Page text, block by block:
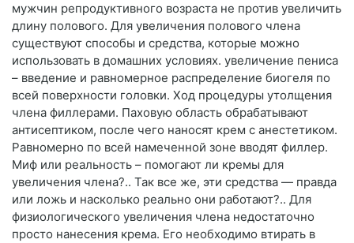
мужчин репродуктивного возраста не против увеличить
длину полового. Для увеличения полового члена
существуют способы и средства, которые можно
использовать в домашних условиях. увеличение пениса
– введение и равномерное распределение биогеля по
всей поверхности головки. Ход процедуры утолщения
члена филлерами. Паховую область обрабатывают
антисептиком, после чего наносят крем с анестетиком.
Равномерно по всей намеченной зоне вводят филлер.
Миф или реальность – помогают ли кремы для
увеличения члена?.. Так все же, эти средства — правда
или ложь и насколько реально они работают?.. Для
физиологического увеличения члена недостаточно
просто нанесения крема. Его необходимо втирать в